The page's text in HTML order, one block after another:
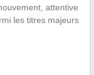
attentive
les titres majeurs